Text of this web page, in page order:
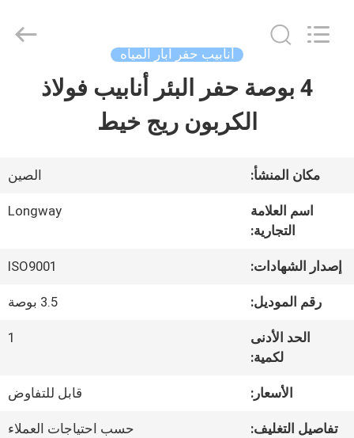
الصفحة
منتجات
فيديوهات
معلومات
في
Baiwei
أنابيب حفر آبار المياه
4 بوصة حفر البئر أنابيب فولاذ
الكربون ريج خيط
مكان المنشأ: الصين
اسم العلامة
التجارية:
Longway
إصدار الشهادات: ISO9001
رقم الموديل: 3.5 بوصة
الحد الأدنى
لكمية:
1
الأسعار: قابل للتفاوض
تفاصيل التغليف: حسب احتياجات العملاء